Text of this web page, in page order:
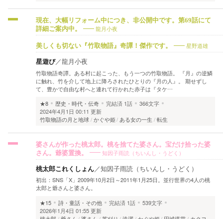
現在、大幅リフォーム中につき、非公開中です。第69話にて
詳細ご案内中。
龍月小夜
美しくも切ない『竹取物語』奇譚！傑作です。 星野道雄
星遊び／龍月小夜
竹取物語奇譚。ある村に起こった、もう一つの竹取物語。 『月』の逆鱗
に触れ、竹を介して地上に降ろされたひとりの『月の人』。 期せずし
て、豊かで自由な村へと連れて行かれた赤子は『タケ…
★8
歴史・時代・伝奇 完結済 1話
366文字
2024年4月1日 00:11 更新
竹取物語の月と地球 かぐや姫 ある女の一生 転生
婆さんが作った桃太郎。桃を捨てた婆さん。宝だけ拾った婆
さん。爺婆置換。
知因子雨読（ちいんし・うどく）
桃太郎これくしょん／知因子雨読（ちいんし・うどく）
初出：SNS「X」2009年10月2日～2011年1月25日。並行世界の4人の桃
太郎と爺さんと婆さん。
★15
詩・童話・その他 完結済 1話
539文字
2026年1月4日 01:55 更新